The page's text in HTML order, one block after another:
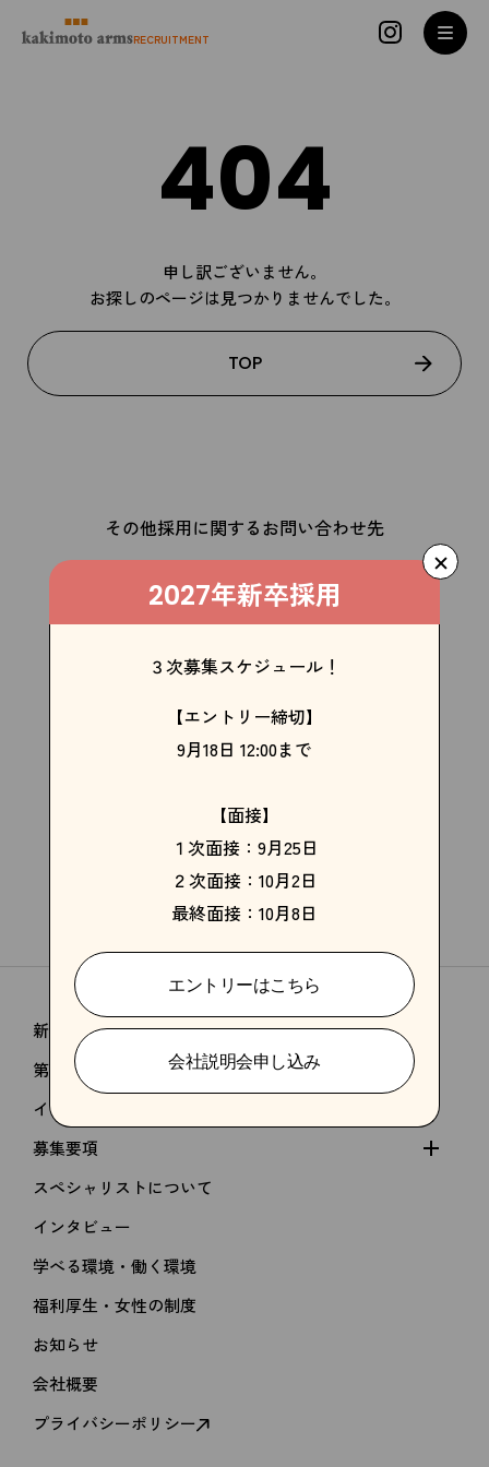
RECRUITMENT
404
申し訳ございません。
お探しのページは見つかりませんでした。
TOP
その他採用に関するお問い合わせ先
CONTACT
kakimoto arms head office
03-5464-0018
月〜金 9:30~18:00
採用専用LINEアカウント
新卒採用
第二新卒 / 中途採用
インターン・バイト・パート採用
募集要項
スペシャリストについて
インタビュー
学べる環境・働く環境
福利厚生・女性の制度
お知らせ
会社概要
プライバシーポリシー
kakimoto arms
MEN'S GROOMING SALON
RECRUIT
2027年新卒採用
３次募集スケジュール！
【エントリー締切】
9月18日 12:00まで
【面接】
１次面接：9月25日
２次面接：10月2日
最終面接：10月8日
エントリーはこちら
会社説明会申し込み